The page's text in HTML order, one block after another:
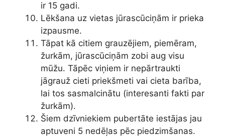
ir 15 gadi.
Lēkšana uz vietas jūrascūciņām ir prieka
izpausme.
Tāpat kā citiem grauzējiem, piemēram,
žurkām, jūrascūciņām zobi aug visu
mūžu. Tāpēc viņiem ir nepārtraukti
jāgrauž cieti priekšmeti vai cieta barība,
lai tos sasmalcinātu (interesanti fakti par
žurkām).
Šiem dzīvniekiem pubertāte iestājas jau
aptuveni 5 nedēļas pēc piedzimšanas.